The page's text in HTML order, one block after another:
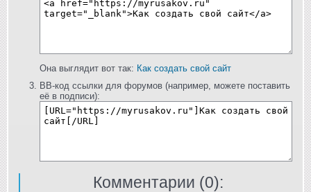
Она выглядит вот так: Как создать свой сайт
BB-код ссылки для форумов (например, можете поставить
её в подписи):
Комментарии (0):